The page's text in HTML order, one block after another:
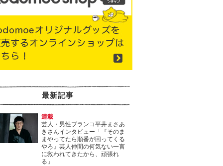
最新記事
連載
芸人・男性ブランコ平井まさあ
きさんインタビュー「『そのま
まやってたら順番が回ってくる
やろ』芸人仲間の何気ない一言
に救われてきたから、頑張れ
る」